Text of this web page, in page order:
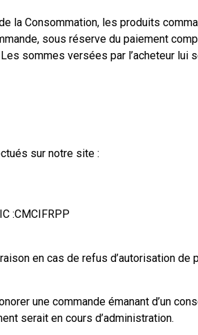
la Consommation, les produits
sous réserve du paiement
sommes versées par l’acheteur
sur notre site :
:CMCIFRPP
en cas de refus d’autorisation de
une commande émanant d’un
serait en cours d’administration.